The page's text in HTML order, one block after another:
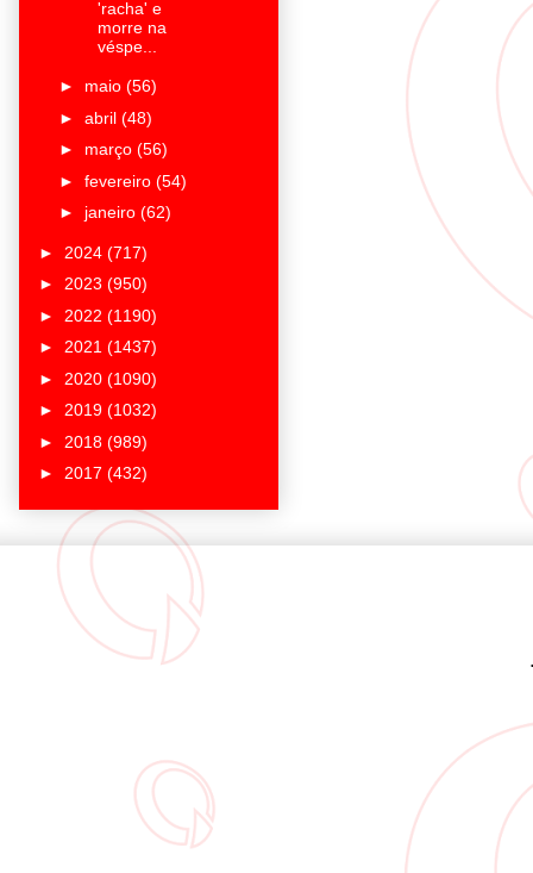
'racha' e
morre na
véspe...
► maio (56)
► abril (48)
► março (56)
► fevereiro (54)
► janeiro (62)
► 2024 (717)
► 2023 (950)
► 2022 (1190)
► 2021 (1437)
► 2020 (1090)
► 2019 (1032)
► 2018 (989)
► 2017 (432)